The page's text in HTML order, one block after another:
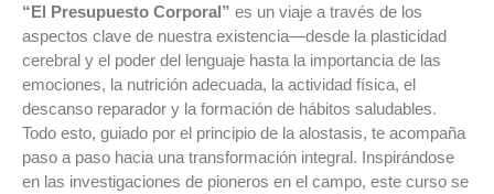
“El Presupuesto Corporal” es un viaje a través de los
aspectos clave de nuestra existencia—desde la plasticidad
cerebral y el poder del lenguaje hasta la importancia de las
emociones, la nutrición adecuada, la actividad física, el
descanso reparador y la formación de hábitos saludables.
Todo esto, guiado por el principio de la alostasis, te acompaña
paso a paso hacia una transformación integral. Inspirándose
en las investigaciones de pioneros en el campo, este curso se